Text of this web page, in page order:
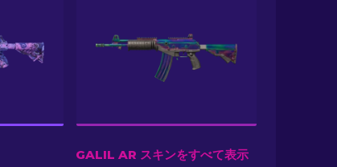
GALIL AR スキンをすべて表示